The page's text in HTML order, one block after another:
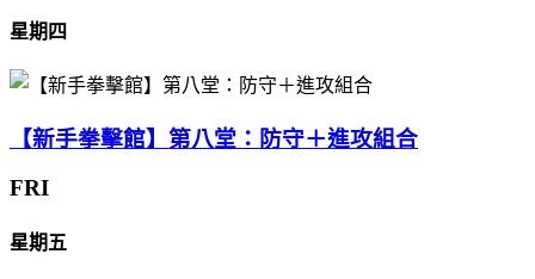
星期四
【新手拳擊館】第八堂：防守＋進攻組合
FRI
星期五